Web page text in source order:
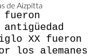
de Aizpitta
fueron
XX fueron
los alemanes